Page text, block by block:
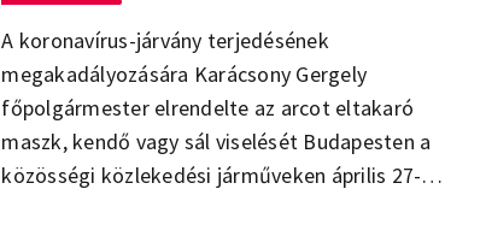
A koronavírus-járvány terjedésének
megakadályozására Karácsony Gergely
főpolgármester elrendelte az arcot eltakaró
maszk, kendő vagy sál viselését Budapesten a
közösségi közlekedési járműveken április 27-